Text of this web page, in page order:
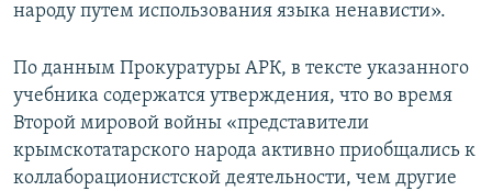
народу путем использования языка ненависти».
По данным Прокуратуры АРК, в тексте указанного
учебника содержатся утверждения, что во время
Второй мировой войны «представители
крымскотатарского народа активно приобщались к
коллаборационистской деятельности, чем другие